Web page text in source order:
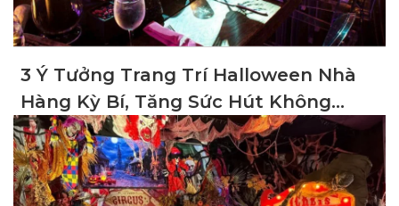
3 Ý Tưởng Trang Trí Halloween Nhà
Hàng Kỳ Bí, Tăng Sức Hút Không
Gian